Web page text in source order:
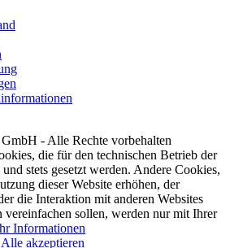
- Alle Rechte vorbehalten
die für den technischen Betrieb der
stets gesetzt werden. Andere Cookies,
dieser Website erhöhen, der
die Interaktion mit anderen Websites
vereinfachen sollen, werden nur mit Ihrer
Informationen
Alle akzeptieren